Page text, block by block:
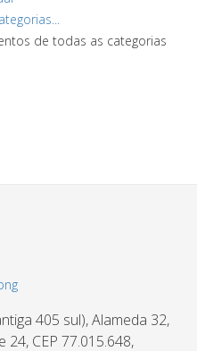
de todas as categorias
405 sul), Alameda 32,
24, CEP 77.015.648,